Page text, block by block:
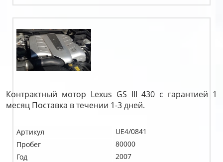
Контрактный мотор Lexus GS III 430 c гарантией 1
месяц Поставка в течении 1-3 дней.
Артикул
UE4/0841
Пробег
80000
Год
2007